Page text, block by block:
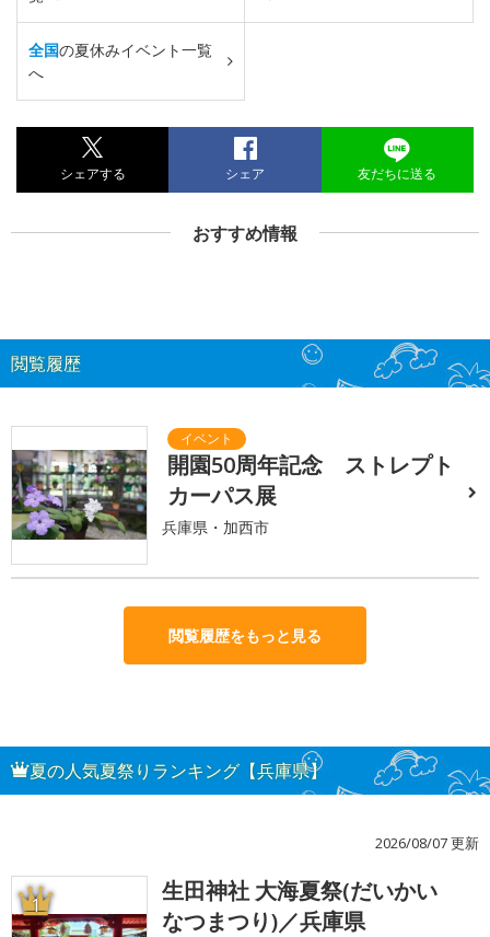
全国の夏休みイベント一覧
へ
シェアする シェア 友だちに送る
おすすめ情報
閲覧履歴
開園50周年記念 ストレプト
カーパス展
兵庫県・加西市
閲覧履歴をもっと見る
夏の人気夏祭りランキング【兵庫県】
2026/08/07 更新
1
生田神社 大海夏祭(だいかい
なつまつり)／兵庫県